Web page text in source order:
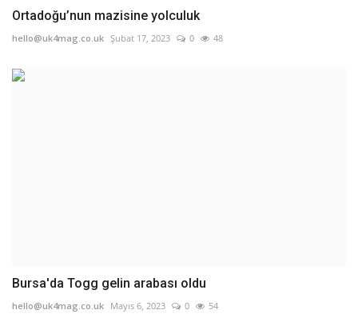
Ortadoğu’nun mazisine yolculuk
hello@uk4mag.co.uk Şubat 17, 2023 0 48
Bursa'da Togg gelin arabası oldu
hello@uk4mag.co.uk Mayıs 6, 2023 0 54